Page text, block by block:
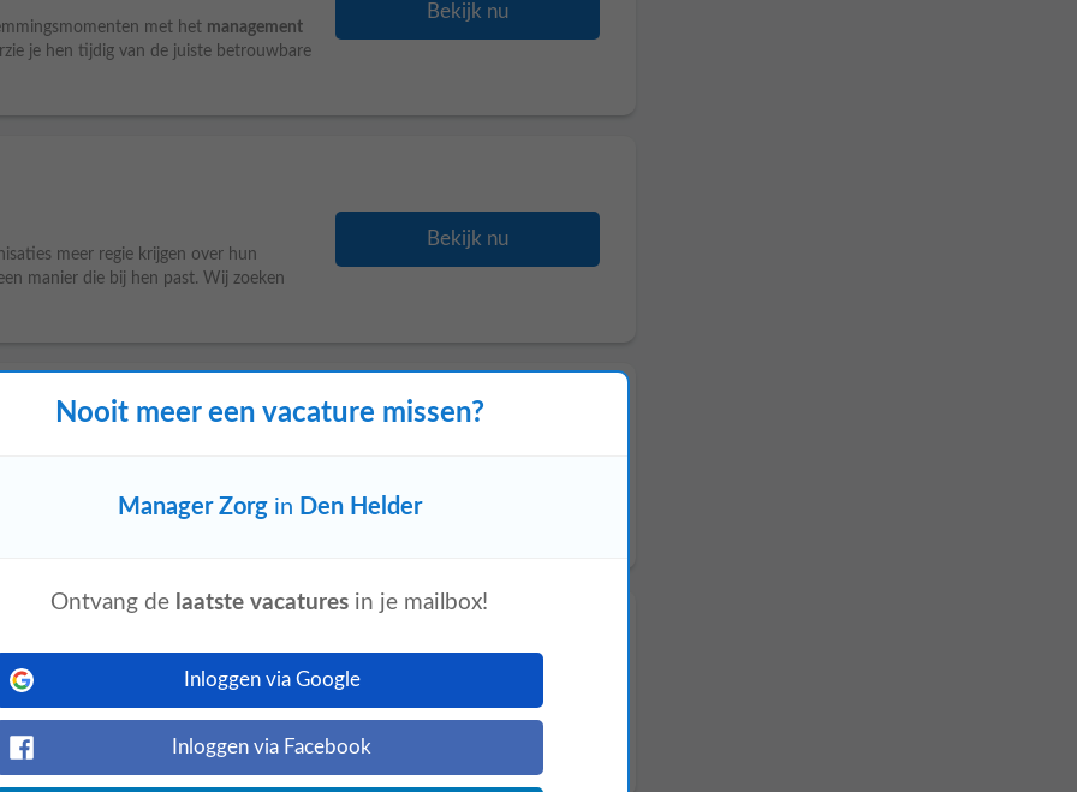
met het management
je hen tijdig van de juiste betrouwbare
Bekijk nu
meer regie krijgen over hun
manier die bij hen past. Wij zoeken
Bekijk nu
hiermee voorzie je hen tijdig van
cruciale rol het Airside Operations
betrokken producten die vallen
Nooit meer een vacature missen?
Manager Zorgin Den Helder
Ontvang de laatste vacatures in je mailbox!
Inloggen via Google
Inloggen via Facebook